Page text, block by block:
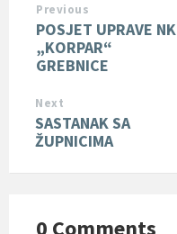
Previous
POSJET UPRAVE NK
„KORPAR“
GREBNICE
Next
SASTANAK SA
ŽUPNICIMA
0 Comments